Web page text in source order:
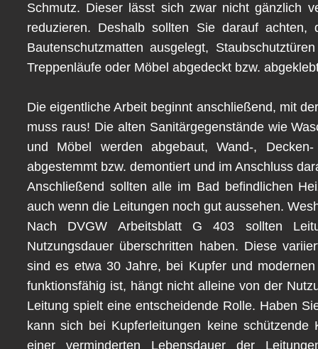
Schmutz. Dieser lässt sich zwar nicht gänzlich
reduzieren. Deshalb sollten Sie darauf
Bautenschutzmatten ausgelegt,
Treppenläufe oder Möbel abgedeckt bzw.
Die eigentliche Arbeit beginnt anschließend, mit
muss raus! Die alten Sanitärgegenstände wie
und Möbel werden abgebaut, Wand-,
abgestemmt bzw. demontiert und im Anschluss
Anschließend sollten alle im Bad befindlichen
auch wenn die Leitungen noch gut aussehen.
Nach DVGW Arbeitsblatt G 403 sollten
Nutzungsdauer überschritten haben. Diese
sind es etwa 30 Jahre, bei Kupfer und
funktionsfähig ist, hängt nicht alleine von der
Leitung spielt eine entscheidende Rolle. Haben
kann sich bei Kupferleitungen keine
einer verminderten Lebensdauer der